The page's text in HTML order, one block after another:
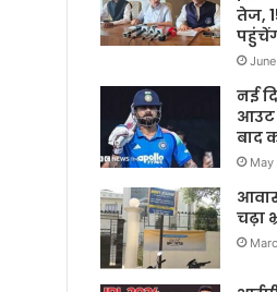
तेज,
नई
आउट
बाद
May
चढ़ा